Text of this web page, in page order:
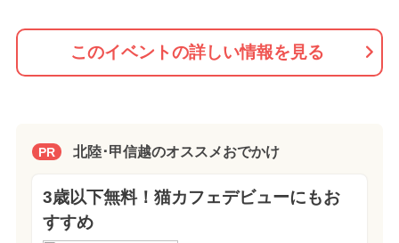
このイベントの詳しい情報を見る
PR 北陸･甲信越のオススメおでかけ
3歳以下無料！猫カフェデビューにもお
すすめ